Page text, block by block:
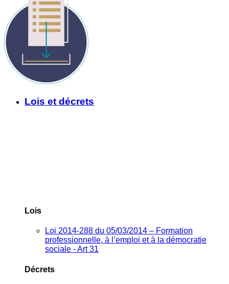
Lois et décrets
Lois
Loi 2014-288 du 05/03/2014 – Formation
professionnelle, à l’emploi et à la démocratie
sociale - Art 31
Décrets